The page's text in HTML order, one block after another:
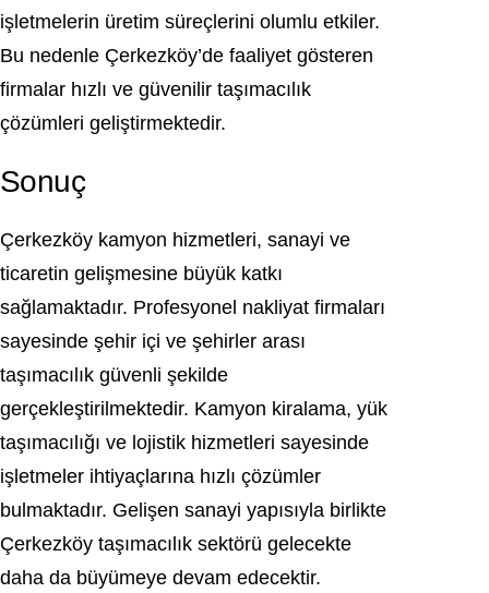
işletmelerin üretim süreçlerini olumlu etkiler.
Bu nedenle Çerkezköy’de faaliyet gösteren
firmalar hızlı ve güvenilir taşımacılık
çözümleri geliştirmektedir.
Sonuç
Çerkezköy kamyon hizmetleri, sanayi ve
ticaretin gelişmesine büyük katkı
sağlamaktadır. Profesyonel nakliyat firmaları
sayesinde şehir içi ve şehirler arası
taşımacılık güvenli şekilde
gerçekleştirilmektedir. Kamyon kiralama, yük
taşımacılığı ve lojistik hizmetleri sayesinde
işletmeler ihtiyaçlarına hızlı çözümler
bulmaktadır. Gelişen sanayi yapısıyla birlikte
Çerkezköy taşımacılık sektörü gelecekte
daha da büyümeye devam edecektir.